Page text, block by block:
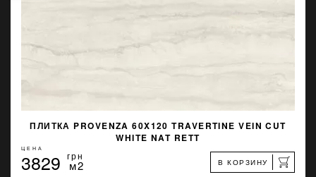
ПЛИТКА PROVENZA 60X120 TRAVERTINE VEIN CUT
WHITE NAT RETT
ЦЕНА
3829 грн
м2 В КОРЗИНУ